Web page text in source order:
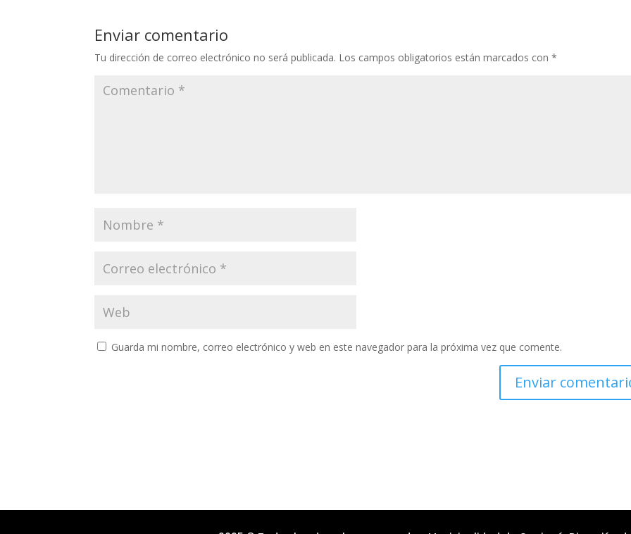
Enviar comentario
Tu dirección de correo electrónico no será publicada. Los campos obligatorios están marcados con*
Guarda mi nombre, correo electrónico y web en este navegador para la próxima vez que comente.